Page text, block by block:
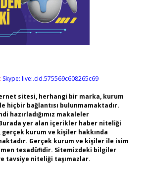
Skype: live:.cid.575569c608265c69
sitesi, herhangi bir marka, kurum
hiçbir bağlantısı bulunmamaktadır.
hazırladığımız makaleler
yer alan içerikler haber niteliği
gerçek kurum ve kişiler hakkında
Gerçek kurum ve kişiler ile isim
tesadüfidir. Sitemizdeki bilgiler
tavsiye niteliği taşımazlar.